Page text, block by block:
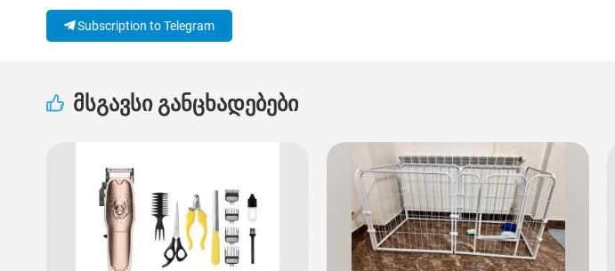
Subscription to Telegram
მსგავსი განცხადებები